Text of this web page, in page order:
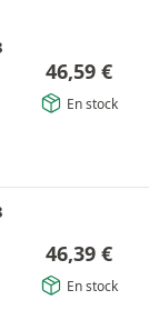
46,59 €
En stock
46,39 €
En stock